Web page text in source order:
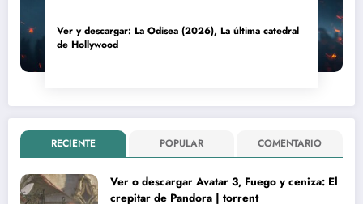
Ver y descargar: La Odisea (2026), La última catedral
de Hollywood
RECIENTE POPULAR COMENTARIO
Ver o descargar Avatar 3, Fuego y ceniza: El
crepitar de Pandora | torrent